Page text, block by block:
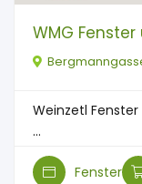
WMG
Weinzetl
...
Fenster